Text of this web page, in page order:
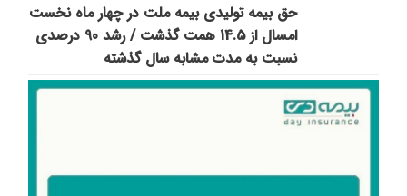
حق بیمه تولیدی بیمه ملت در چهار ماه نخست
امسال از 14.5 همت گذشت / رشد 90 درصدی
نسبت به مدت مشابه سال گذشته